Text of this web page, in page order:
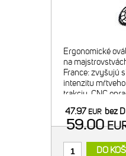
Ergonomické
na
France: zvyšujú
intenzitu
trakciu. CNC
Exkluzívny OCP
positio
47.97 EUR bez
59.00
DO